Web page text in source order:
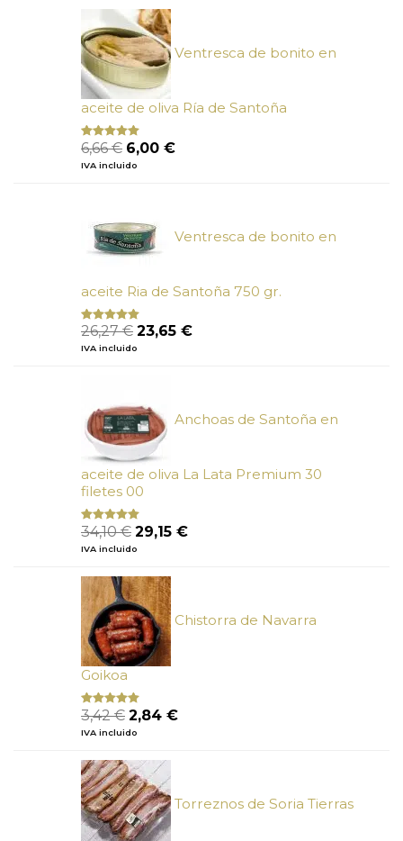
Ventresca de bonito en
aceite de oliva Ría de Santoña
Valorado
con
de 5
6,66€ El
precio
6,00 €El
IVA incluido
Ventresca de bonito en
aceite Ria de Santoña 750 gr.
Valorado
con
5
26,27€ El
precio
23,65 €El
IVA incluido
Anchoas de Santoña en
aceite de oliva La Lata Premium 30
filetes 00
Valorado
con
de 5
34,10€ El
precio
era:
34,10 €.
29,15 €El
IVA incluido
Chistorra de Navarra
Goikoa
Valorado
con
de 5
3,42€ El
precio
era:
3,42 €.
2,84 €El
IVA incluido
Torreznos de Soria Tierras